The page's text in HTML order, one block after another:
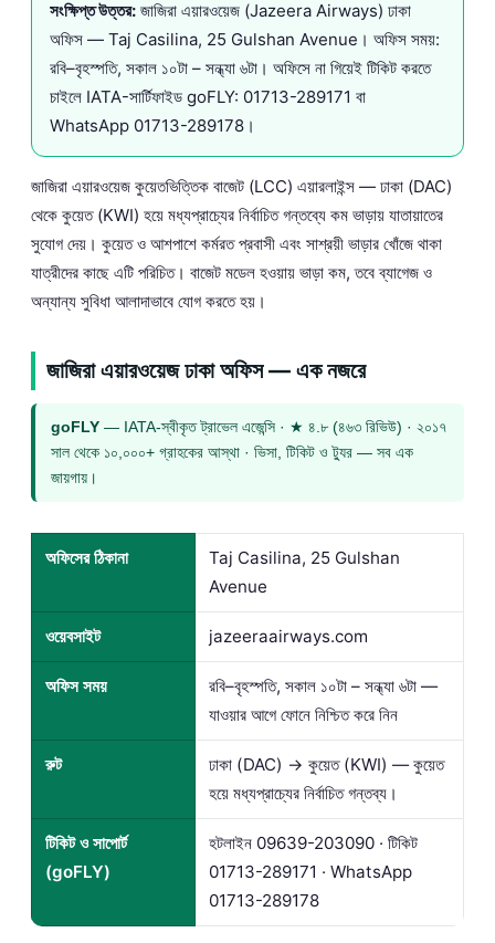
সংক্ষিপ্ত উত্তর: জাজিরা এয়ারওয়েজ (Jazeera Airways) ঢাকা
অফিস — Taj Casilina, 25 Gulshan Avenue। অফিস সময়:
রবি–বৃহস্পতি, সকাল ১০টা – সন্ধ্যা ৬টা। অফিসে না গিয়েই টিকিট করতে
চাইলে IATA-সার্টিফাইড goFLY: 01713-289171 বা
WhatsApp 01713-289178 ।
জাজিরা এয়ারওয়েজ কুয়েতভিত্তিক বাজেট (LCC) এয়ারলাইন্স — ঢাকা (DAC)
থেকে কুয়েত (KWI) হয়ে মধ্যপ্রাচ্যের নির্বাচিত গন্তব্যে কম ভাড়ায় যাতায়াতের
সুযোগ দেয়। কুয়েত ও আশপাশে কর্মরত প্রবাসী এবং সাশ্রয়ী ভাড়ার খোঁজে থাকা
যাত্রীদের কাছে এটি পরিচিত। বাজেট মডেল হওয়ায় ভাড়া কম, তবে ব্যাগেজ ও
অন্যান্য সুবিধা আলাদাভাবে যোগ করতে হয়।
জাজিরা এয়ারওয়েজ ঢাকা অফিস — এক নজরে
goFLY — IATA-স্বীকৃত ট্রাভেল এজেন্সি · ★ ৪.৮ (৪৬৩ রিভিউ) · ২০১৭
সাল থেকে ১০,০০০+ গ্রাহকের আস্থা · ভিসা, টিকিট ও ট্যুর — সব এক
জায়গায়।
অফিসের ঠিকানা
Taj Casilina, 25 Gulshan
Avenue
ওয়েবসাইট jazeeraairways.com
অফিস সময়
রবি–বৃহস্পতি, সকাল ১০টা – সন্ধ্যা ৬টা —
যাওয়ার আগে ফোনে নিশ্চিত করে নিন
রুট
ঢাকা (DAC) → কুয়েত (KWI) — কুয়েত
হয়ে মধ্যপ্রাচ্যের নির্বাচিত গন্তব্য।
টিকিট ও সাপোর্ট
(goFLY)
হটলাইন 09639-203090 · টিকিট
01713-289171 · WhatsApp
01713-289178